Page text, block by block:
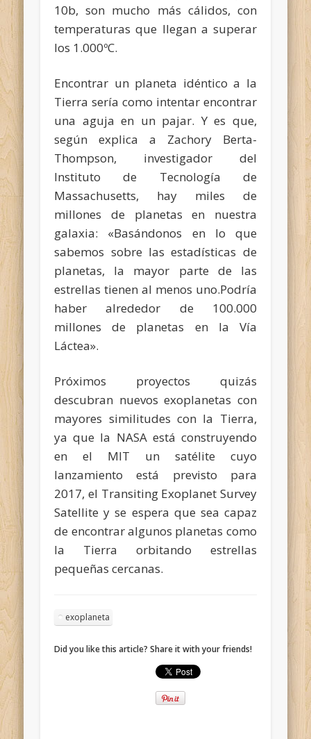
10b, son mucho más cálidos, con
temperaturas que llegan a superar
los 1.000ºC.
Encontrar un planeta idéntico a la
Tierra sería como intentar encontrar
una aguja en un pajar. Y es que,
según explica a Zachory Berta-
Thompson, investigador del
Instituto de Tecnología de
Massachusetts, hay miles de
millones de planetas en nuestra
galaxia: «Basándonos en lo que
sabemos sobre las estadísticas de
planetas, la mayor parte de las
estrellas tienen al menos uno.Podría
haber alrededor de 100.000
millones de planetas en la Vía
Láctea».
Próximos proyectos quizás
descubran nuevos exoplanetas con
mayores similitudes con la Tierra,
ya que la NASA está construyendo
en el MIT un satélite cuyo
lanzamiento está previsto para
2017, el Transiting Exoplanet Survey
Satellite y se espera que sea capaz
de encontrar algunos planetas como
la Tierra orbitando estrellas
pequeñas cercanas.
exoplaneta
Did you like this article? Share it with your friends!